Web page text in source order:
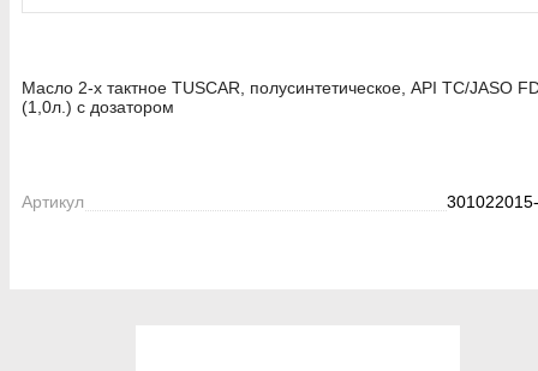
Масло 2-х тактное TUSCAR, полусинтетическое, API TC/JASO
(1,0л.) с дозатором
Артикул